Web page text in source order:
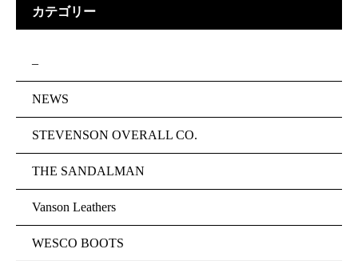
カテゴリー
–
NEWS
STEVENSON OVERALL CO.
THE SANDALMAN
Vanson Leathers
WESCO BOOTS